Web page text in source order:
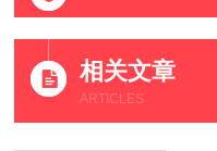
相关文章
ARTICLES